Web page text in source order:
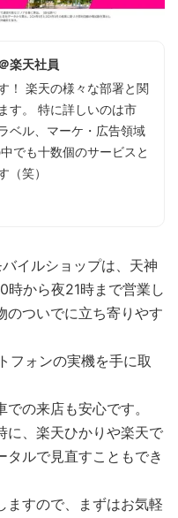
楽天社員
！ 楽天の様々な部署と関
す。 特に詳しいのは市
ベル、マーケ・広告領域
でも十数個のサービスと
（笑）
イルショップは、天神
時から夜21時まで営業し
のついでに立ち寄りやす
フォンの実機を手に取
の来店も安心です。
に、楽天ひかりや楽天で
タルで見直すこともでき
ますので、まずはお気軽